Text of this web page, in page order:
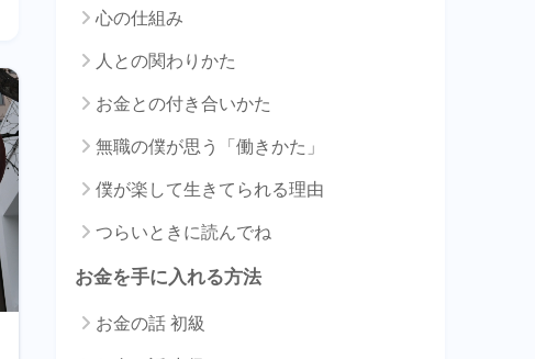
心の仕組み
人との関わりかた
お金との付き合いかた
無職の僕が思う「働きかた」
僕が楽して生きてられる理由
つらいときに読んでね
お金を手に入れる方法
お金の話 初級